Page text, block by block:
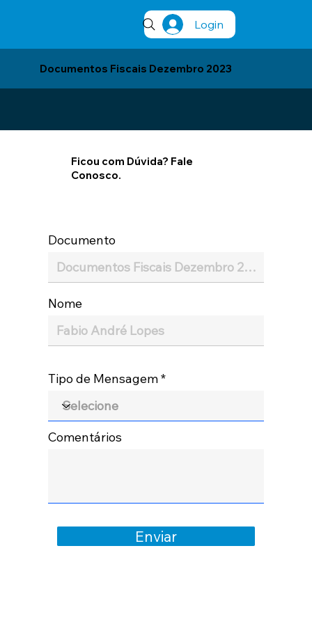
Login
Documentos Fiscais Dezembro 2023
Ficou com Dúvida? Fale
Conosco.
Documento
Nome
Tipo de Mensagem
Comentários
Enviar